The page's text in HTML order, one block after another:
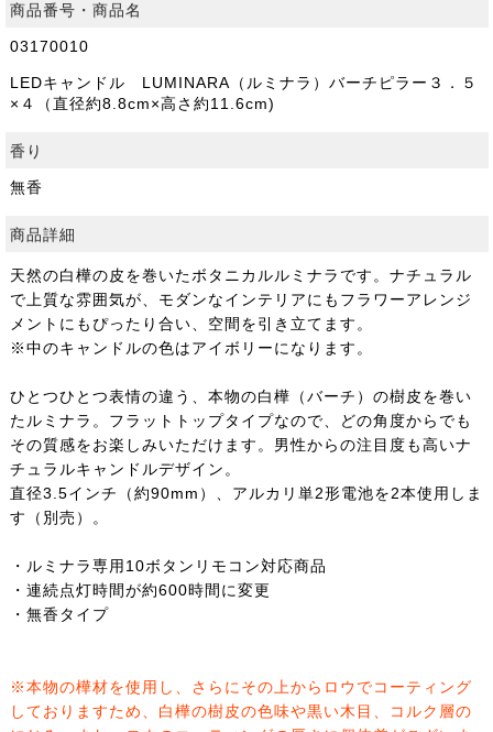
商品番号・商品名
03170010
LEDキャンドル LUMINARA（ルミナラ）バーチピラー３．５
×４（直径約8.8cm×高さ約11.6cm)
香り
無香
商品詳細
天然の白樺の皮を巻いたボタニカルルミナラです。ナチュラル
で上質な雰囲気が、モダンなインテリアにもフラワーアレンジ
メントにもぴったり合い、空間を引き立てます。
※中のキャンドルの色はアイボリーになります。
ひとつひとつ表情の違う、本物の白樺（バーチ）の樹皮を巻い
たルミナラ。フラットトップタイプなので、どの角度からでも
その質感をお楽しみいただけます。男性からの注目度も高いナ
チュラルキャンドルデザイン。
直径3.5インチ（約90mm）、アルカリ単2形電池を2本使用しま
す（別売）。
・ルミナラ専用10ボタンリモコン対応商品
・連続点灯時間が約600時間に変更
・無香タイプ
※本物の樺材を使用し、さらにその上からロウでコーティング
しておりますため、白樺の樹皮の色味や黒い木目、コルク層の